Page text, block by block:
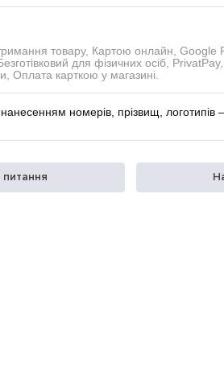
товару, Картою онлайн, Google
для фізичних осіб,
Оплата карткою у магазині.
номерів, прізвищ,